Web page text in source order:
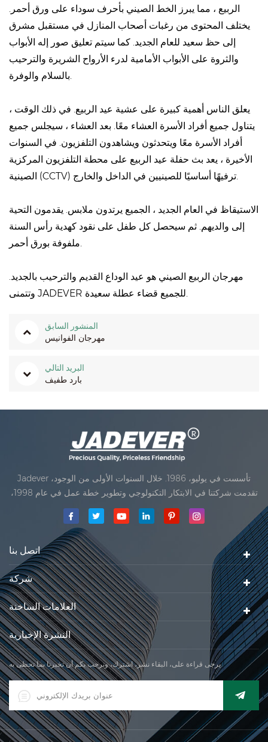
الربيع ، مما يبرز الخط الصيني بأحرف سوداء على ورق أحمر.
يختلف المحتوى من رغبات أصحاب المنازل في مستقبل مشرق
إلى حظ سعيد للعام الجديد. كما سيتم تعليق صور إله الأبواب
والثروة على الأبواب الأمامية لدرء الأرواح الشريرة والترحيب
بالسلام والوفرة.
يعلق الناس أهمية كبيرة على عشية عيد الربيع. في ذلك الوقت ،
يتناول جميع أفراد الأسرة العشاء معًا. بعد العشاء ، سيجلس جميع
أفراد الأسرة معًا ويتحدثون ويشاهدون التلفزيون. في السنوات
الأخيرة ، يعد بث حفلة عيد الربيع على محطة التلفزيون المركزية
الصينية (CCTV) ترفيهًا أساسيًا للصينيين في الداخل والخارج.
الاستيقاظ في العام الجديد ، الجميع يرتدون ملابس. يقدمون التحية
إلى والديهم. ثم سيحصل كل طفل على نقود كهدية رأس السنة
ملفوفة بورق أحمر.
مهرجان الربيع الصيني هو عيد الوداع القديم والترحيب بالجديد.
وتتمنى JADEVER للجميع قضاء عطلة سعيدة.
المنشور السابق
مهرجان الفوانيس
البريد التالي
بارد طفيف
Jadever تأسست في يوليو، 1986. خلال السنوات الأولى من الوجود،
تقدمت شركتنا في الابتكار التكنولوجي وتطوير خطة عمل في عام 1998،
حققت شركتنا هدف الجودة الرئيسية، متى تلقت أول منتجاتنا موافقة من
مقياس المحدودةكان تأسيس تقع من
اتصل بنا
شركة
العلامات الساخنة
النشرة الإخبارية
يرجى قراءة على، البقاء نشر، اشترك، ونرحب بكم أن تخبرنا بما تحظى به.